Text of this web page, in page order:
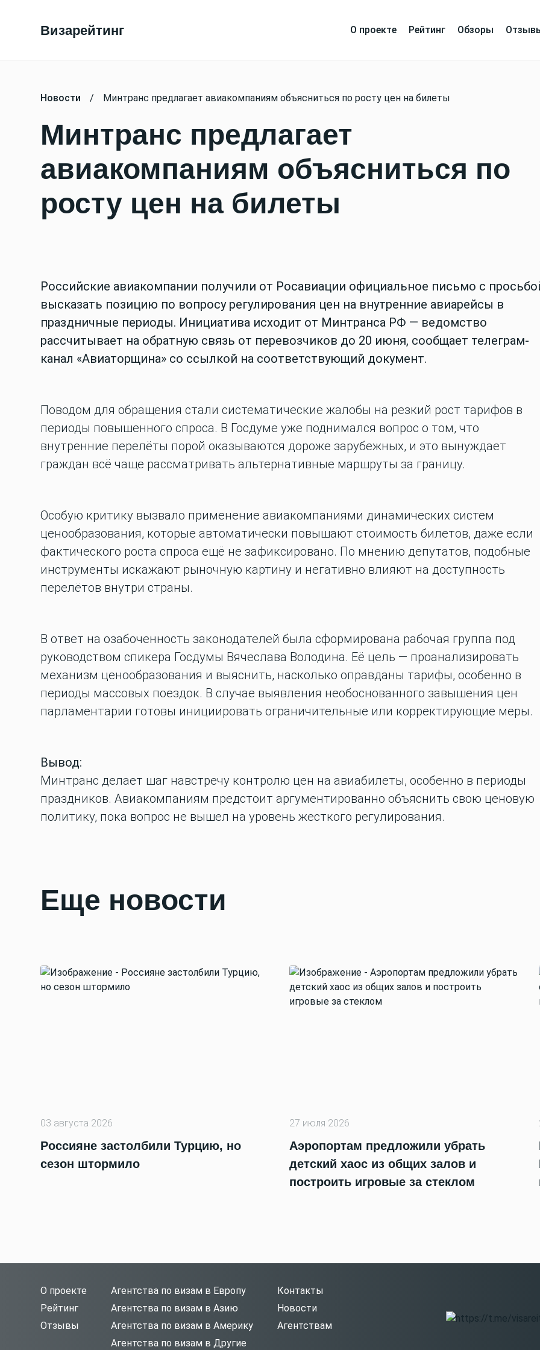
Визарейтинг О проекте Рейтинг Обзоры
Новости / Минтранс предлагает авиакомпаниям объясниться по росту цен на билеты
Минтранс предлагает
авиакомпаниям объясниться по
росту цен на билеты
Российские авиакомпании получили от Росавиации официальное письмо с
высказать позицию по вопросу регулирования цен на внутренние авиарейсы в
праздничные периоды. Инициатива исходит от Минтранса РФ — ведомство
рассчитывает на обратную связь от перевозчиков до 20 июня, сообщает телеграм-
канал «Авиаторщина» со ссылкой на соответствующий документ.
Поводом для обращения стали систематические жалобы на резкий рост тарифов в
периоды повышенного спроса. В Госдуме уже поднимался вопрос о том, что
внутренние перелёты порой оказываются дороже зарубежных, и это вынуждает
граждан всё чаще рассматривать альтернативные маршруты за границу.
Особую критику вызвало применение авиакомпаниями динамических систем
ценообразования, которые автоматически повышают стоимость билетов, даже если
фактического роста спроса ещё не зафиксировано. По мнению депутатов, подобные
инструменты искажают рыночную картину и негативно влияют на доступность
перелётов внутри страны.
В ответ на озабоченность законодателей была сформирована рабочая группа под
руководством спикера Госдумы Вячеслава Володина. Её цель — проанализировать
механизм ценообразования и выяснить, насколько оправданы тарифы, особенно в
периоды массовых поездок. В случае выявления необоснованного завышения цен
парламентарии готовы инициировать ограничительные или корректирующие меры.
Вывод:
Минтранс делает шаг навстречу контролю цен на авиабилеты, особенно в периоды
праздников. Авиакомпаниям предстоит аргументированно объяснить свою ценовую
политику, пока вопрос не вышел на уровень жесткого регулирования.
Еще новости
03 августа 2026
Россияне застолбили Турцию, но
сезон штормило
27 июля 2026
Аэропортам предложили убрать
детский хаос из общих залов и
построить игровые за стеклом
О проекте
Рейтинг
Отзывы
Агентства по визам в Европу
Агентства по визам в Азию
Агентства по визам в Америку
Агентства по визам в Другие
Контакты
Новости
Агентствам